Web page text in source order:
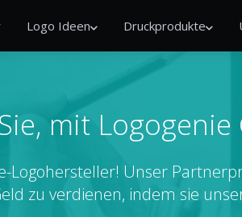
Logo Ideen Druckprodukte
mit
Logohersteller! Unser
zu verdienen, indem sie